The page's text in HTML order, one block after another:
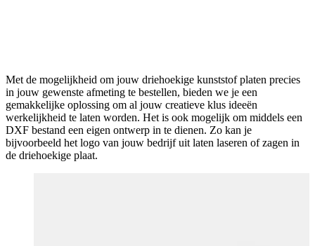
Met de mogelijkheid om jouw driehoekige kunststof platen precies
in jouw gewenste afmeting te bestellen, bieden we je een
gemakkelijke oplossing om al jouw creatieve klus ideeën
werkelijkheid te laten worden. Het is ook mogelijk om middels een
DXF bestand een eigen ontwerp in te dienen. Zo kan je
bijvoorbeeld het logo van jouw bedrijf uit laten laseren of zagen in
de driehoekige plaat.